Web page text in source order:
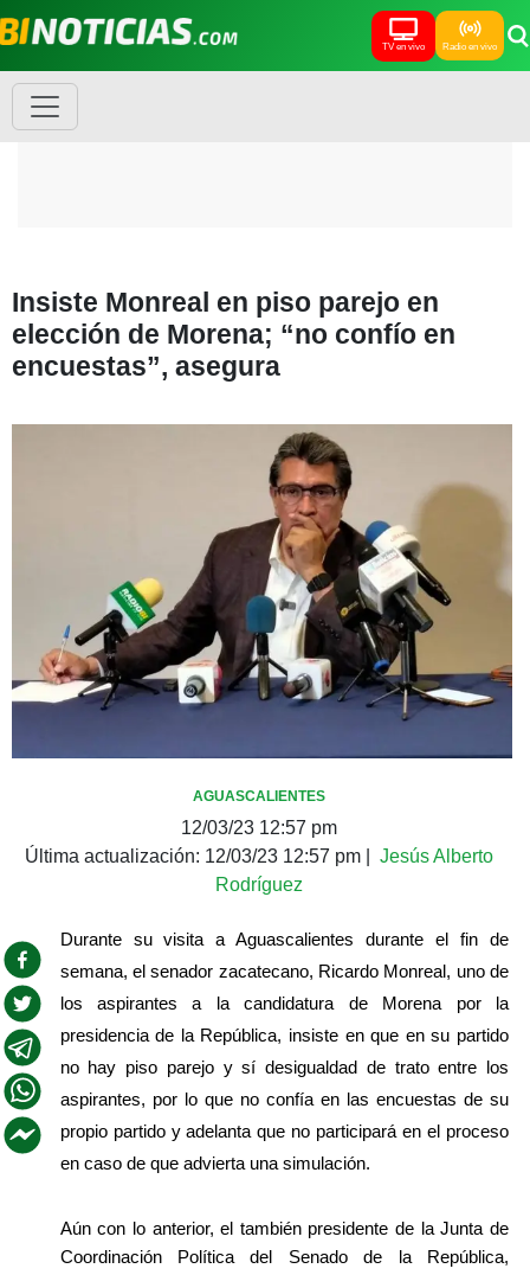
TV en vivo Radio en vivo
Insiste Monreal en piso parejo en
elección de Morena; “no confío en
encuestas”, asegura
AGUASCALIENTES
12/03/23 12:57 pm
Última actualización: 12/03/23 12:57 pm
Jesús Alberto
Rodríguez
Durante su visita a Aguascalientes durante el fin de
semana, el senador zacatecano, Ricardo Monreal, uno de
los aspirantes a la candidatura de Morena por la
presidencia de la República, insiste en que en su partido
no hay piso parejo y sí desigualdad de trato entre los
aspirantes, por lo que no confía en las encuestas de su
propio partido y adelanta que no participará en el proceso
en caso de que advierta una simulación.
Aún con lo anterior, el también presidente de la Junta de
Coordinación Política del Senado de la República,